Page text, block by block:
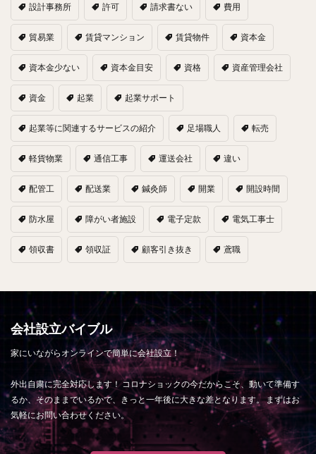
設計事務所 許可 請求書ない 費用
貿易業 賃貸マンション 賃貸物件 資本金
資本金少ない 資本金目安 資格 資産管理会社
資金 起業 起業サポート
起業等に関連するサービスの紹介 足場職人 転売
軽貨物業 通信工事 運送会社 違い
配管工 配送業 鍼灸師 開業 開設時間
防水屋 障がい者施設 電子定款 電気工事士
領収書 領収証 顧客引き抜き 鳶職
会社設立バイブル
家にいながらオンラインで簡単に会社設立！
外出自粛に完全対応します！ コロナショックの今だからこそ、動いて準備す
るか、そのままでいるかで、きっと一年後に大きな差となります。 まずはお
気軽にお問い合わせください。